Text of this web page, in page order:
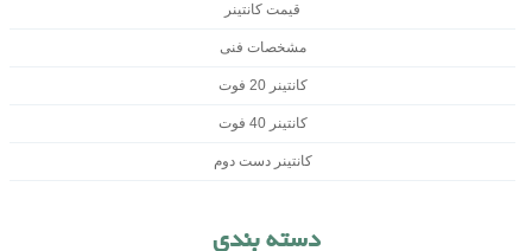
قیمت کانتینر
مشخصات فنی
کانتینر 20 فوت
کانتینر 40 فوت
کانتینر دست دوم
دسته بندی